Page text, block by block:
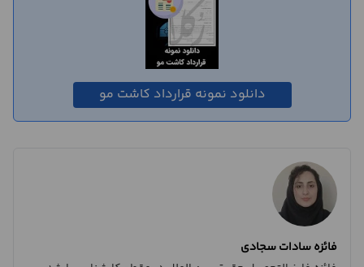
دانلود نمونه قرارداد کاشت مو
فائزه سادات سجادی